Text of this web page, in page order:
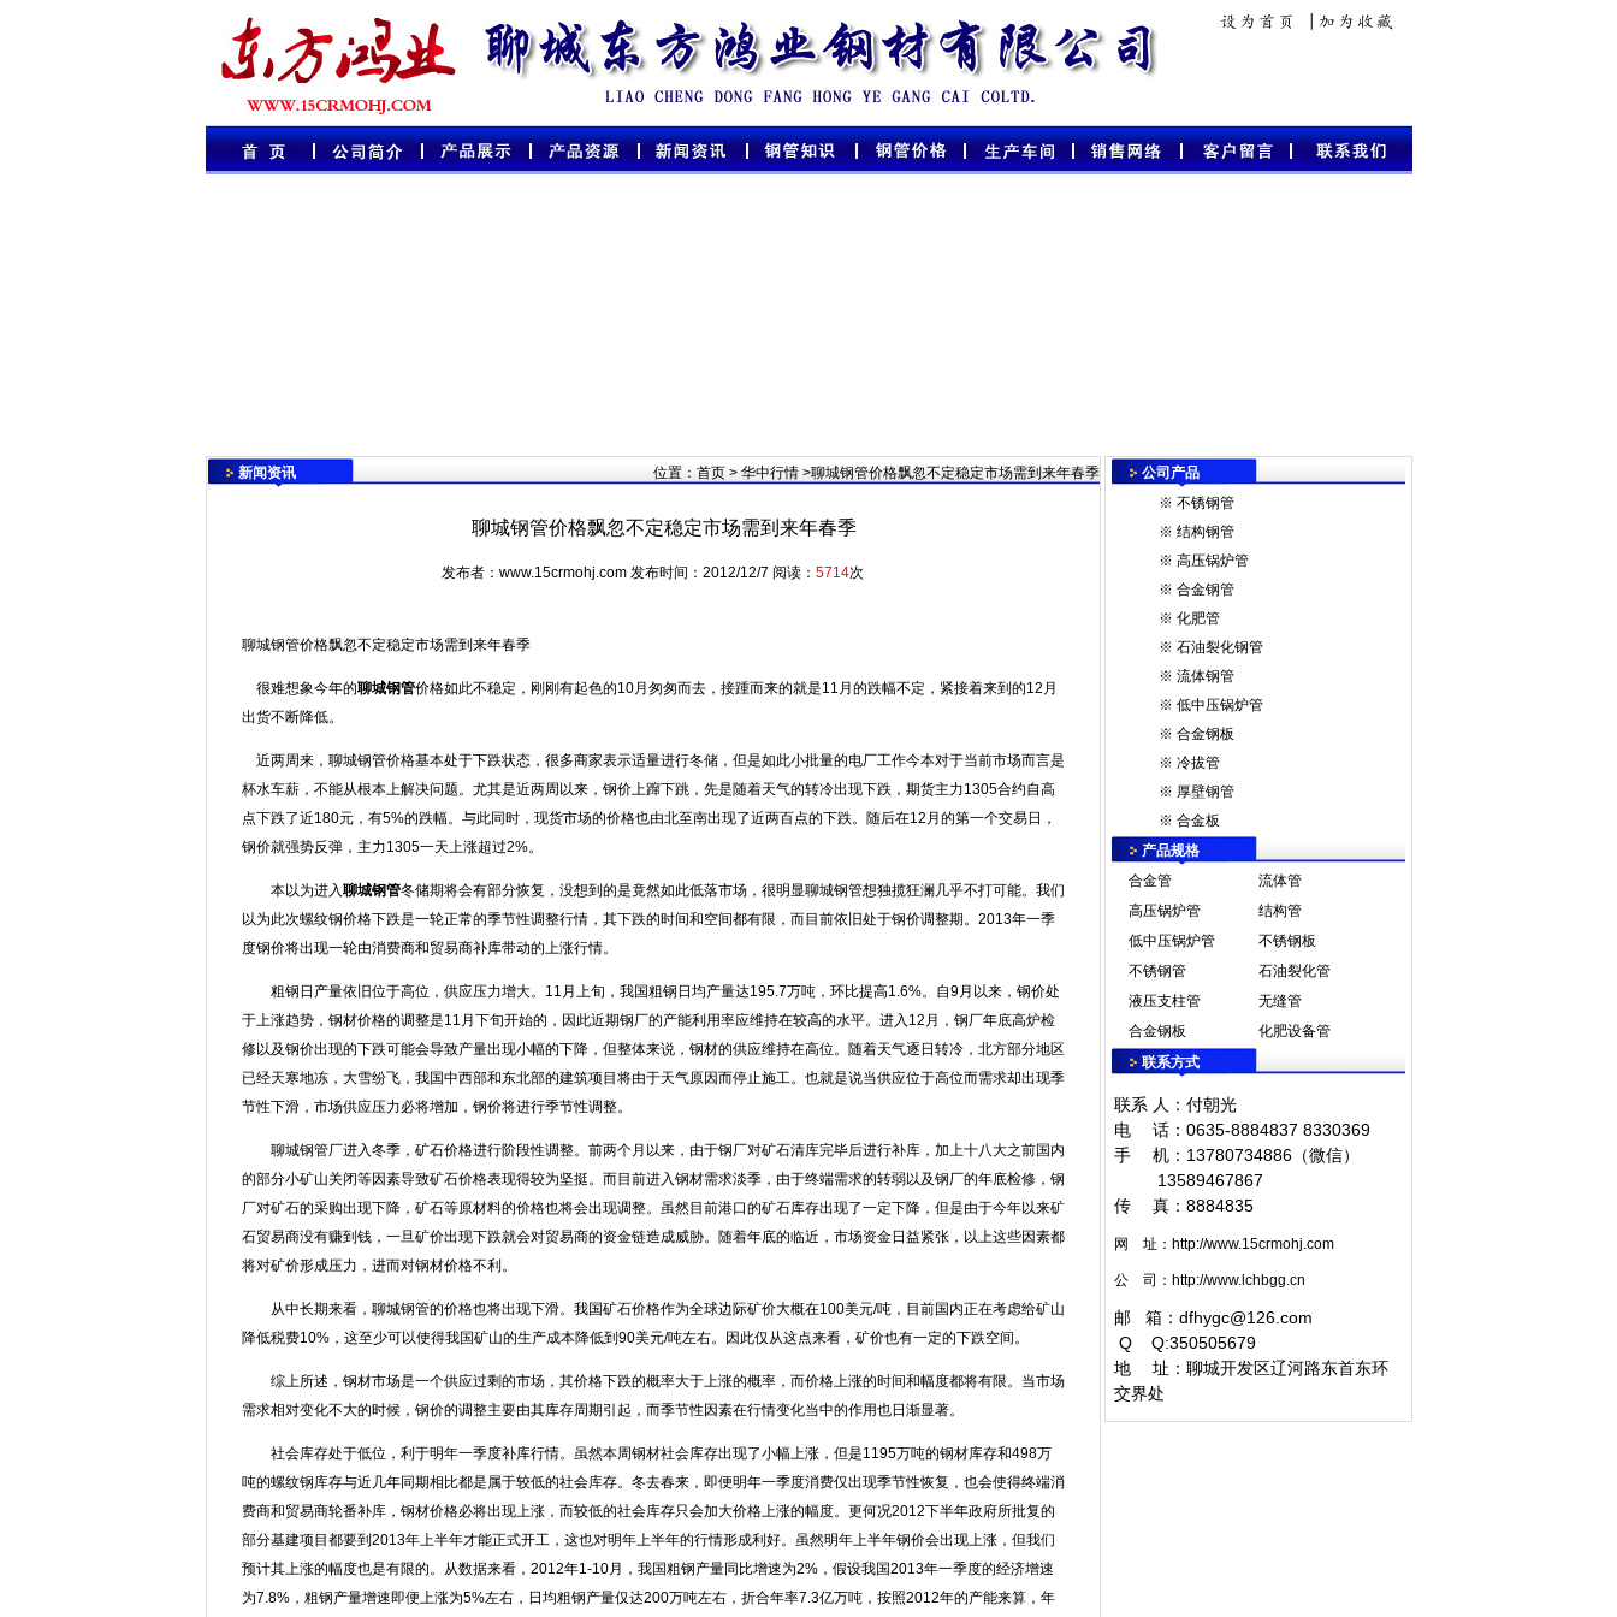
新闻资讯 位置： 首页> 华中行情>聊城钢管价格飘忽不定稳定市场需到来年春季
聊城钢管价格飘忽不定稳定市场需到来年春季
发布者：www.15crmohj.com 发布时间：2012/12/7 阅读： 5714次
聊城钢管价格飘忽不定稳定市场需到来年春季
很难想象今年的聊城钢管价格如此不稳定，刚刚有起色的10月匆匆而去，接踵而来的就是11月的跌幅不定，紧接着来到的12月
出货不断降低。
近两周来，聊城钢管价格基本处于下跌状态，很多商家表示适量进行冬储，但是如此小批量的电厂工作今本对于当前市场而言是
杯水车薪，不能从根本上解决问题。尤其是近两周以来，钢价上蹿下跳，先是随着天气的转冷出现下跌，期货主力1305合约自高
点下跌了近180元，有5%的跌幅。与此同时，现货市场的价格也由北至南出现了近两百点的下跌。随后在12月的第一个交易日，
钢价就强势反弹，主力1305一天上涨超过2%。
本以为进入聊城钢管冬储期将会有部分恢复，没想到的是竟然如此低落市场，很明显聊城钢管想独揽狂澜几乎不打可能。我们
以为此次螺纹钢价格下跌是一轮正常的季节性调整行情，其下跌的时间和空间都有限，而目前依旧处于钢价调整期。2013年一季
度钢价将出现一轮由消费商和贸易商补库带动的上涨行情。
粗钢日产量依旧位于高位，供应压力增大。11月上旬，我国粗钢日均产量达195.7万吨，环比提高1.6%。自9月以来，钢价处
于上涨趋势，钢材价格的调整是11月下旬开始的，因此近期钢厂的产能利用率应维持在较高的水平。进入12月，钢厂年底高炉检
修以及钢价出现的下跌可能会导致产量出现小幅的下降，但整体来说，钢材的供应维持在高位。随着天气逐日转冷，北方部分地区
已经天寒地冻，大雪纷飞，我国中西部和东北部的建筑项目将由于天气原因而停止施工。也就是说当供应位于高位而需求却出现季
节性下滑，市场供应压力必将增加，钢价将进行季节性调整。
聊城钢管厂进入冬季，矿石价格进行阶段性调整。前两个月以来，由于钢厂对矿石清库完毕后进行补库，加上十八大之前国内
的部分小矿山关闭等因素导致矿石价格表现得较为坚挺。而目前进入钢材需求淡季，由于终端需求的转弱以及钢厂的年底检修，钢
厂对矿石的采购出现下降，矿石等原材料的价格也将会出现调整。虽然目前港口的矿石库存出现了一定下降，但是由于今年以来矿
石贸易商没有赚到钱，一旦矿价出现下跌就会对贸易商的资金链造成威胁。随着年底的临近，市场资金日益紧张，以上这些因素都
将对矿价形成压力，进而对钢材价格不利。
从中长期来看，聊城钢管的价格也将出现下滑。我国矿石价格作为全球边际矿价大概在100美元/吨，目前国内正在考虑给矿山
降低税费10%，这至少可以使得我国矿山的生产成本降低到90美元/吨左右。因此仅从这点来看，矿价也有一定的下跌空间。
综上所述，钢材市场是一个供应过剩的市场，其价格下跌的概率大于上涨的概率，而价格上涨的时间和幅度都将有限。当市场
需求相对变化不大的时候，钢价的调整主要由其库存周期引起，而季节性因素在行情变化当中的作用也日渐显著。
社会库存处于低位，利于明年一季度补库行情。虽然本周钢材社会库存出现了小幅上涨，但是1195万吨的钢材库存和498万
吨的螺纹钢库存与近几年同期相比都是属于较低的社会库存。冬去春来，即便明年一季度消费仅出现季节性恢复，也会使得终端消
费商和贸易商轮番补库，钢材价格必将出现上涨，而较低的社会库存只会加大价格上涨的幅度。更何况2012下半年政府所批复的
部分基建项目都要到2013年上半年才能正式开工，这也对明年上半年的行情形成利好。虽然明年上半年钢价会出现上涨，但我们
预计其上涨的幅度也是有限的。从数据来看，2012年1-10月，我国粗钢产量同比增速为2%，假设我国2013年一季度的经济增速
为7.8%，粗钢产量增速即便上涨为5%左右，日均粗钢产量仅达200万吨左右，折合年率7.3亿万吨，按照2012年的产能来算，年
公司产品
※ 不锈钢管
※ 结构钢管
※ 高压锅炉管
※ 合金钢管
※ 化肥管
※ 石油裂化钢管
※ 流体钢管
※ 低中压锅炉管
※ 合金钢板
※ 冷拔管
※ 厚壁钢管
※ 合金板
产品规格
合金管
高压锅炉管
低中压锅炉管
不锈钢管
液压支柱管
合金钢板
流体管
结构管
不锈钢板
石油裂化管
无缝管
化肥设备管
联系方式
联系 人：付朝光
电 话：0635-8884837 8330369
手 机：13780734886（微信）
13589467867
传 真：8884835
网 址： http://www.15crmohj.com
公 司： http://www.lchbgg.cn
邮 箱： dfhygc@126.com
Q Q:350505679
地 址：聊城开发区辽河路东首东环
交界处